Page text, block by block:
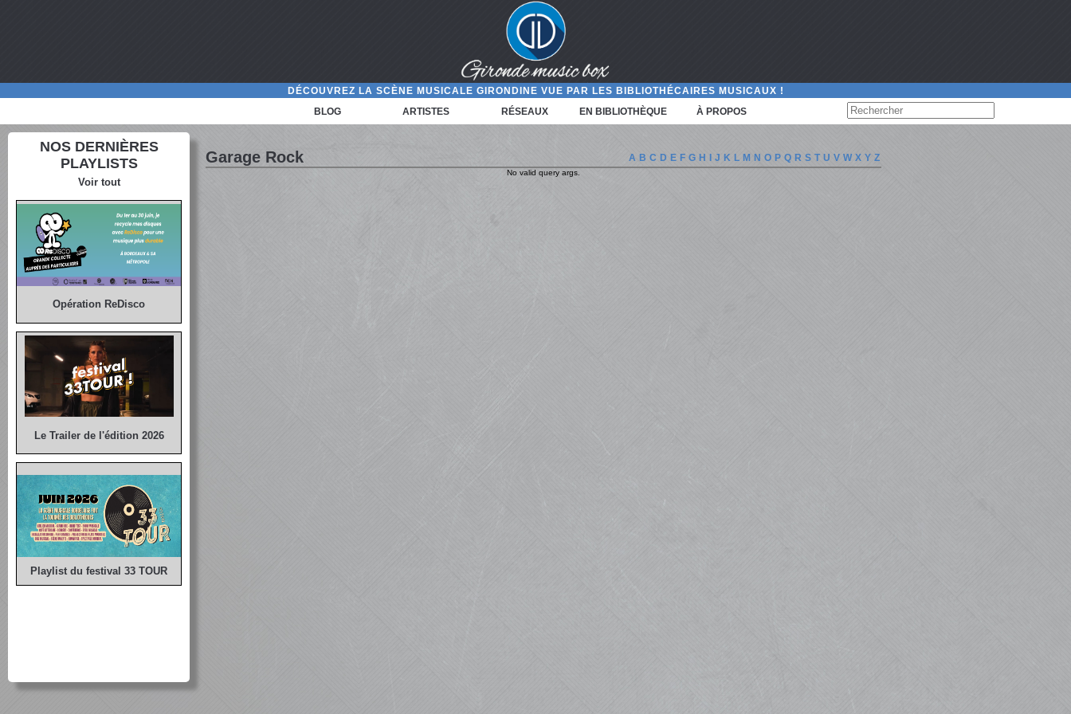
DÉCOUVREZ LA SCÈNE MUSICALE GIRONDINE VUE PAR LES BIBLIOTHÉCAIRES MUSICAUX !
BLOG
ARTISTES RÉSEAUX EN BIBLIOTHÈQUE À PROPOS
NOS DERNIÈRES
PLAYLISTS
Voir tout
Opération ReDisco
Le Trailer de l'édition 2026
Playlist du festival 33 TOUR
Garage Rock A B C D E F G H I J K L M N O P Q R S T U V W X Y Z
No valid query args.